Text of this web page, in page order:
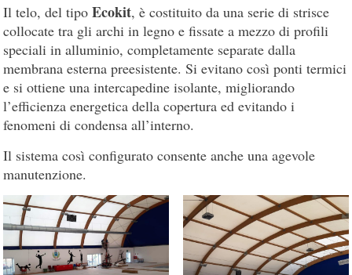
Il telo, del tipoEcokit, è costituito da una serie di strisce
collocate tra gli archi in legno e fissate a mezzo di profili
speciali in alluminio, completamente separate dalla
membrana esterna preesistente. Si evitano così ponti termici
e si ottiene una intercapedine isolante, migliorando
l’efficienza energetica della copertura ed evitando i
fenomeni di condensa all’interno.
Il sistema così configurato consente anche una agevole
manutenzione.